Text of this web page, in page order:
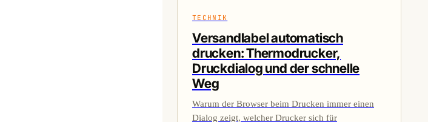
TECHNIK
Versandlabel automatisch
drucken: Thermodrucker,
Druckdialog und der schnelle
Weg
Warum der Browser beim Drucken immer einen
Dialog zeigt, welcher Drucker sich für